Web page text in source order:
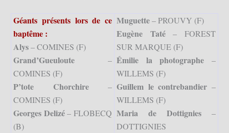
Géants présents lors de ce
baptême :
Alys– COMINES (F)
Grand’Gueuloute –
COMINES (F)
P’tote Chorchire–
COMINES (F)
Georges Delizé– FLOBECQ
(B)
Muguette– PROUVY (F)
Eugène Taté– FOREST
SUR MARQUE (F)
Émilie la photographe –
WILLEMS (F)
Guillem le contrebandier –
WILLEMS (F)
Maria de Dottignies –
DOTTIGNIES